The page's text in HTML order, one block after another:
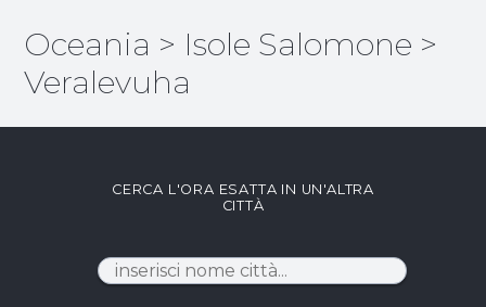
Oceania > Isole Salomone >
Veralevuha
CERCA L'ORA ESATTA IN UN'ALTRA
CITTÀ